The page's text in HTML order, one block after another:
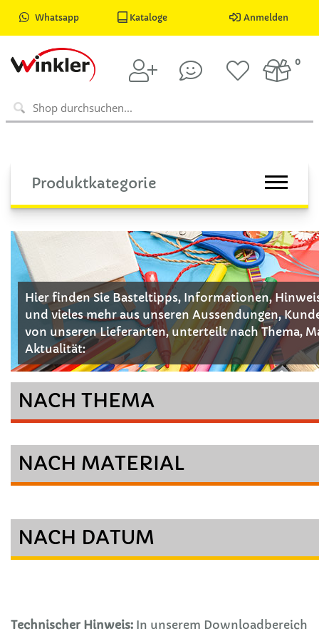
Whatsapp Kataloge Anmelden
0
Produktkategorie
Hier finden Sie Basteltipps, Informationen,
und vieles mehr aus unseren Aussendungen,
von unseren Lieferanten, unterteilt nach Thema,
Aktualität:
NACH THEMA
NACH MATERIAL
NACH DATUM
Technischer Hinweis: In unserem Downloadbereich